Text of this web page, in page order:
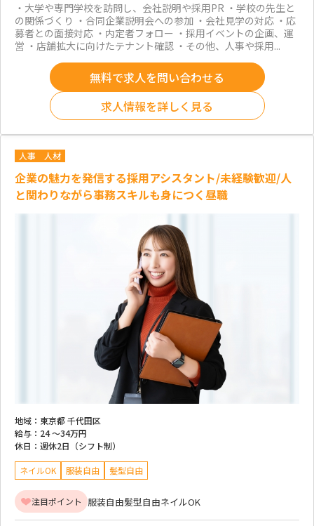
・大学や専門学校を訪問し、会社説明や採用PR ・学校の先生と
の関係づくり ・合同企業説明会への参加 ・会社見学の対応 ・応
募者との面接対応 ・内定者フォロー ・採用イベントの企画、運
営 ・店舗拡大に向けたテナント確認 ・その他、人事や採用...
無料で求人を問い合わせる
求人情報を詳しく見る
人事 人材
企業の魅力を発信する採用アシスタント/未経験歓迎/人
と関わりながら事務スキルも身につく昼職
地域： 東京都 千代田区
給与： 24 ～34万円
休日： 週休2日（シフト制）
ネイルOK 服装自由 髪型自由
注目ポイント 服装自由髪型自由ネイルOK